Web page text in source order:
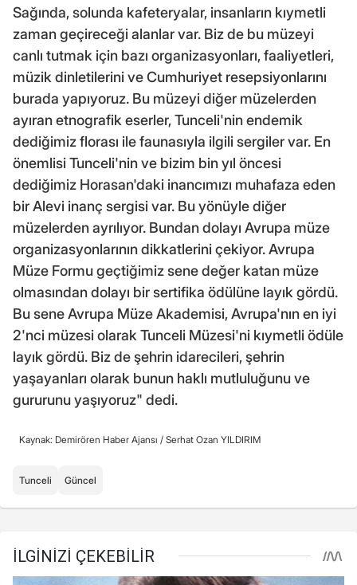
Sağında, solunda kafeteryalar, insanların kıymetli
zaman geçireceği alanlar var. Biz de bu müzeyi
canlı tutmak için bazı organizasyonları, faaliyetleri,
müzik dinletilerini ve Cumhuriyet resepsiyonlarını
burada yapıyoruz. Bu müzeyi diğer müzelerden
ayıran etnografik eserler, Tunceli'nin endemik
dediğimiz florası ile faunasıyla ilgili sergiler var. En
önemlisi Tunceli'nin ve bizim bin yıl öncesi
dediğimiz Horasan'daki inancımızı muhafaza eden
bir Alevi inanç sergisi var. Bu yönüyle diğer
müzelerden ayrılıyor. Bundan dolayı Avrupa müze
organizasyonlarının dikkatlerini çekiyor. Avrupa
Müze Formu geçtiğimiz sene değer katan müze
olmasından dolayı bir sertifika ödülüne layık gördü.
Bu sene Avrupa Müze Akademisi, Avrupa'nın en iyi
2'nci müzesi olarak Tunceli Müzesi'ni kıymetli ödüle
layık gördü. Biz de şehrin idarecileri, şehrin
yaşayanları olarak bunun haklı mutluluğunu ve
gururunu yaşıyoruz" dedi.
Kaynak: Demirören Haber Ajansı / Serhat Ozan YILDIRIM
Tunceli Güncel